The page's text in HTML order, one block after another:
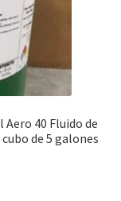
Aero 40 Fluido de
de 5 galones